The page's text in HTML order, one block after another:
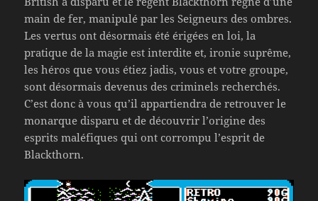
main de fer, manipulé par les Seigneurs des ombres.
Les vertus ont désormais été érigées en loi, la
pratique de la magie est interdite et, ironie suprême,
les héros que vous étiez jadis, vous et votre groupe,
sont désormais devenus des criminels recherchés.
C’est donc à vous qu’il appartiendra de retrouver le
monarque disparu et de découvrir l’origine des
esprits maléfiques qui ont corrompu l’esprit de
Blackthorn.